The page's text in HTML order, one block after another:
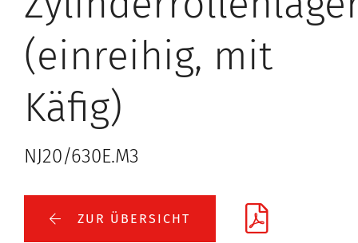
(einreihig, mit
Käfig)
NJ20/630E.M3
ZUR ÜBERSICHT